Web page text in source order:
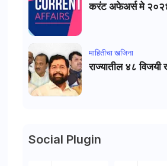
करंट अफेअर्स मे
माहितीचा खजिना
राज्यातील ४८ विजयी
Social Plugin